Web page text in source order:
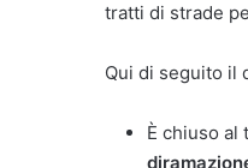
tratti di strade
Qui di seguito il
È chiuso al